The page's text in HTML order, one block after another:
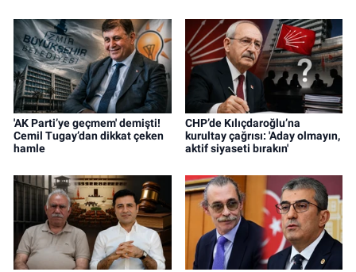
'AK Parti’ye geçmem' demişti!
Cemil Tugay’dan dikkat çeken
hamle
CHP’de Kılıçdaroğlu’na
kurultay çağrısı: 'Aday olmayın,
aktif siyaseti bırakın'